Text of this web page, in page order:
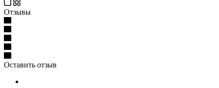
Отзывы
Оставить отзыв